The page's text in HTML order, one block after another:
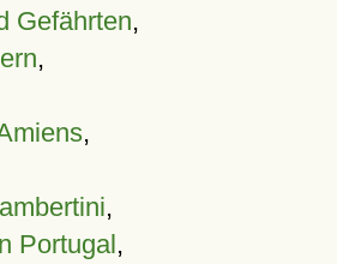
Gefährten,
,
,
,
Portugal,